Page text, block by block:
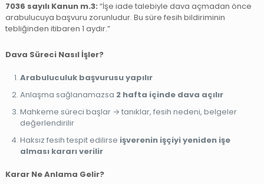
7036 sayılı Kanun m.3: “İşe iade talebiyle dava açmadan önce
arabulucuya başvuru zorunludur. Bu süre fesih bildiriminin
tebliğinden itibaren 1 aydır.”
Dava Süreci Nasıl İşler?
Arabuluculuk başvurusu yapılır
Anlaşma sağlanamazsa 2 hafta içinde dava açılır
Mahkeme süreci başlar → tanıklar, fesih nedeni, belgeler
değerlendirilir
Haksız fesih tespit edilirse işverenin işçiyi yeniden işe
alması kararı verilir
Karar Ne Anlama Gelir?